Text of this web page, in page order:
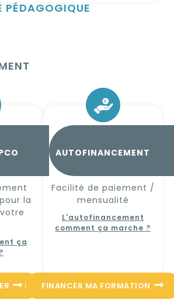
PÉDAGOGIQUE
la
ça
AUTOFINANCEMENT
Facilité de paiement /
mensualité
L'autofinancement
comment ça marche ?
FINANCER MA FORMATION